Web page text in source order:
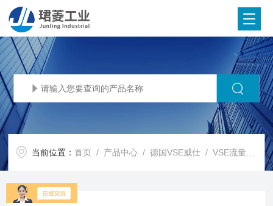
当前位置：首页 / 产品中心 /德国VSE威仕 /VSE流量计 /